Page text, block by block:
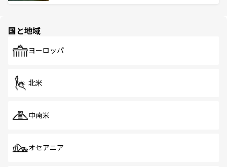
で、ホーカーズは地元の風情を楽しめる外せないスポット
国と地域
ヨーロッパ
北米
中南米
オセアニア